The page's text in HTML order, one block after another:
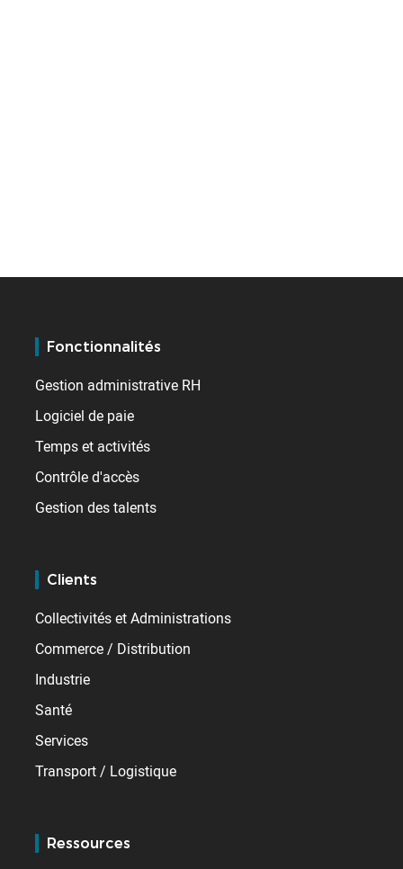
Fonctionnalités
Gestion administrative RH
Logiciel de paie
Temps et activités
Contrôle d'accès
Gestion des talents
Clients
Collectivités et Administrations
Commerce / Distribution
Industrie
Santé
Services
Transport / Logistique
Ressources